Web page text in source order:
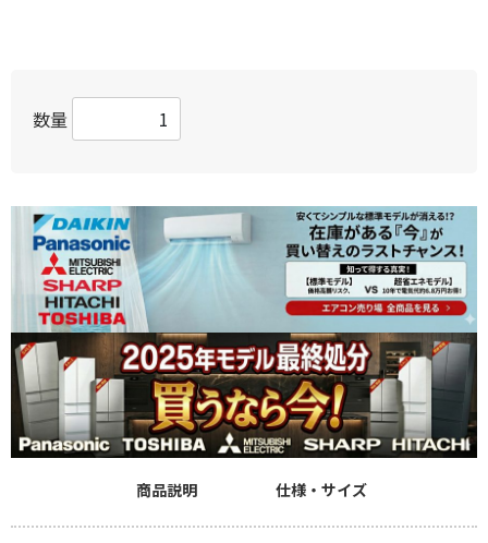
数量
商品説明 仕様・サイズ